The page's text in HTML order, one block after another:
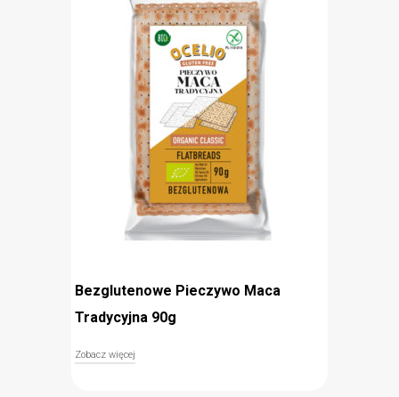
bezglutenowe
delikatny smak
Bezglutenowe Pieczywo Maca
Tradycyjna 90g
Zobacz więcej